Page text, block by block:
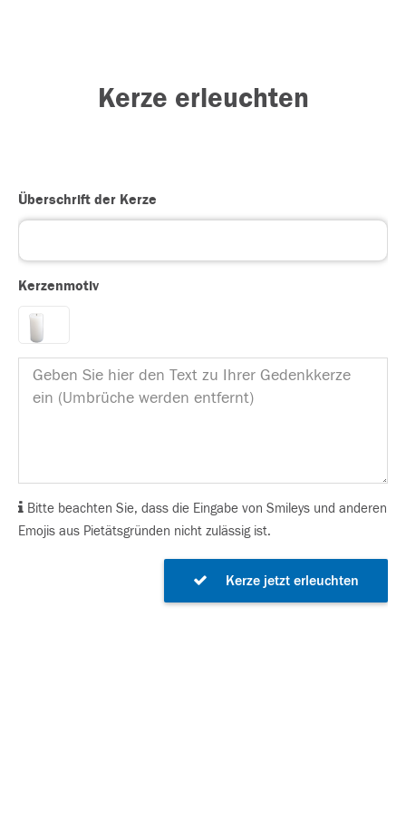
Kerze erleuchten
Überschrift der Kerze
Kerzenmotiv
Bitte beachten Sie, dass die Eingabe von Smileys und anderen
Emojis aus Pietätsgründen nicht zulässig ist.
Kerze jetzt erleuchten